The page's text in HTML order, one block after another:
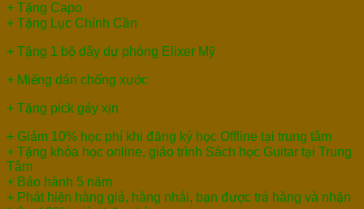
+ Tặng Capo
+ Tặng Lục Chỉnh Cần
+ Tặng 1 bộ dây dự phòng Elixer Mỹ
+ Miếng dán chống xước
+ Tặng pick gảy xịn
+ Giảm 10% học phí khi đăng ký học Offline tại trung tâm
+ Tặng khóa học online, giáo trình Sách học Guitar tại Trung
Tâm
+ Bảo hành 5 năm
+ Phát hiện hàng giả, hàng nhái, bạn được trả hàng và nhận